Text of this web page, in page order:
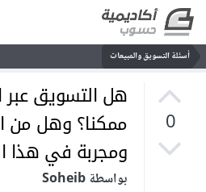
أسئلة التسويق والمبيعات
0
هل التسويق عبر
ممكنا؟ وهل من
ومجربة في هذا
بواسطة Soheib